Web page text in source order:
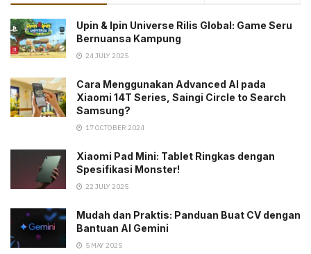
Upin & Ipin Universe Rilis Global: Game Seru
Bernuansa Kampung
24 JULY 2025
Cara Menggunakan Advanced AI pada
Xiaomi 14T Series, Saingi Circle to Search
Samsung?
17 OCTOBER 2024
Xiaomi Pad Mini: Tablet Ringkas dengan
Spesifikasi Monster!
22 JULY 2025
Mudah dan Praktis: Panduan Buat CV dengan
Bantuan AI Gemini
5 MAY 2025